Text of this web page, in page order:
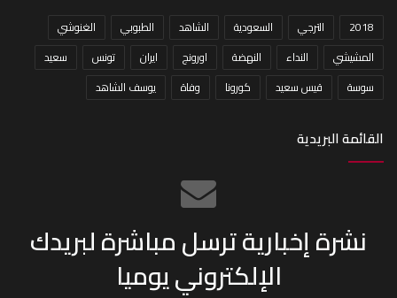
2018 الترجي السعودية الشاهد الطبوبي
الغنوشي
المشيشي
النداء النهضة اورونج ايران تونس
سعيد
سوسة
قيس سعيد كورونا وفاة يوسف الشاهد
القائمة البريدية
نشرة إخبارية ترسل مباشرة لبريدك
الإلكتروني يوميا